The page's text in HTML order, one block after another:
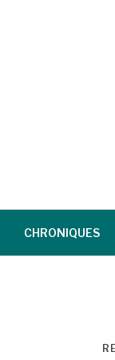
CHRONIQUES